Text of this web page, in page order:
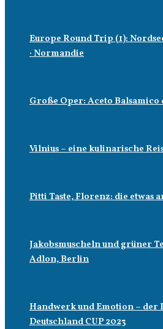
Europe Round Trip (1):
· Normandie
Große Oper: Aceto Balsamico
Vilnius – eine kulinarische
Pitti Taste, Florenz: die etwas
Jakobsmuscheln und grüner
Adlon, Berlin
Handwerk und Emotion – der
Deutschland CUP 2023